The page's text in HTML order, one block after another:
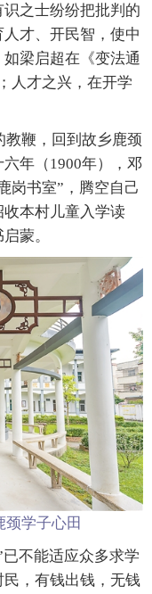
之士纷纷把批判的
才、开民智，使中
梁启超在《变法通
人才之兴，在开学
鞭，回到故乡鹿颈
年（1900年），邓
岗书室”，腾空自己
本村儿童入学读
蒙。
学子心田
不能适应众多求学
，有钱出钱，无钱